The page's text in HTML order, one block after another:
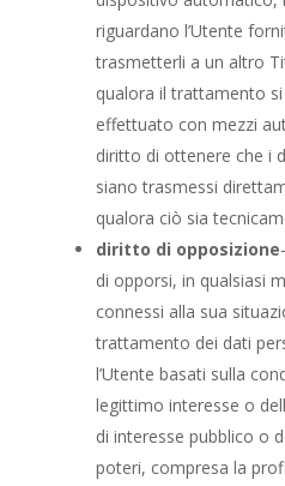
riguardano l’Utente
trasmetterli a un altro
qualora il trattamento
effettuato con mezzi
diritto di ottenere che i
siano trasmessi
qualora ciò sia
diritto di opposizione
di opporsi, in qualsiasi
connessi alla sua
trattamento dei dati
l’Utente basati sulla
legittimo interesse o
di interesse pubblico o
poteri, compresa la